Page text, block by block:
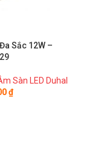
Sắc 12W –
Sàn LED Duhal
₫